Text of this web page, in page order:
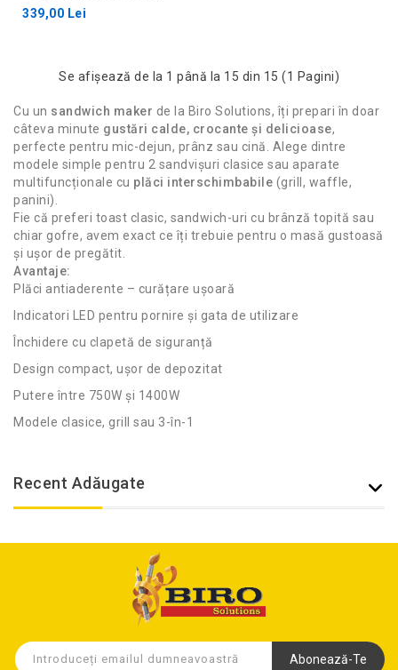
339,00 Lei
Se afişează de la 1 până la 15 din 15 (1 Pagini)
Cu un sandwich maker de la Biro Solutions, îți prepari în doar
câteva minute gustări calde, crocante și delicioase,
perfecte pentru mic-dejun, prânz sau cină. Alege dintre
modele simple pentru 2 sandvișuri clasice sau aparate
multifuncționale cu plăci interschimbabile (grill, waffle,
panini).
Fie că preferi toast clasic, sandwich-uri cu brânză topită sau
chiar gofre, avem exact ce îți trebuie pentru o masă gustoasă
și ușor de pregătit.
Avantaje:
Plăci antiaderente – curățare ușoară
Indicatori LED pentru pornire și gata de utilizare
Închidere cu clapetă de siguranță
Design compact, ușor de depozitat
Putere între 750W și 1400W
Modele clasice, grill sau 3-în-1
Recent Adăugate
Abonează-Te